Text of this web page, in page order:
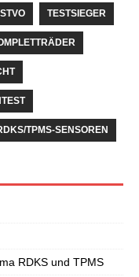
STVO TESTSIEGER
TPMS-SENSOREN
RDKS und TPMS